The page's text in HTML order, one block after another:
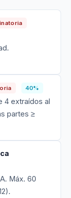
40%
4 extraídos al
partes ≥
Máx. 60